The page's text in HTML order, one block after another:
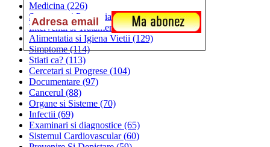
Medicina (226)
Sanatatea si Preventia(170)
Interventii si Tratamente(167)
Alimentatia si Igiena Vietii (129)
Simptome(114)
Stiati ca? (113)
Cercetari si Progrese (104)
Documentare (97)
Cancerul (88)
Organe si Sisteme (70)
Infectii (69)
Examinari si diagnostice (65)
Sistemul Cardiovascular(60)